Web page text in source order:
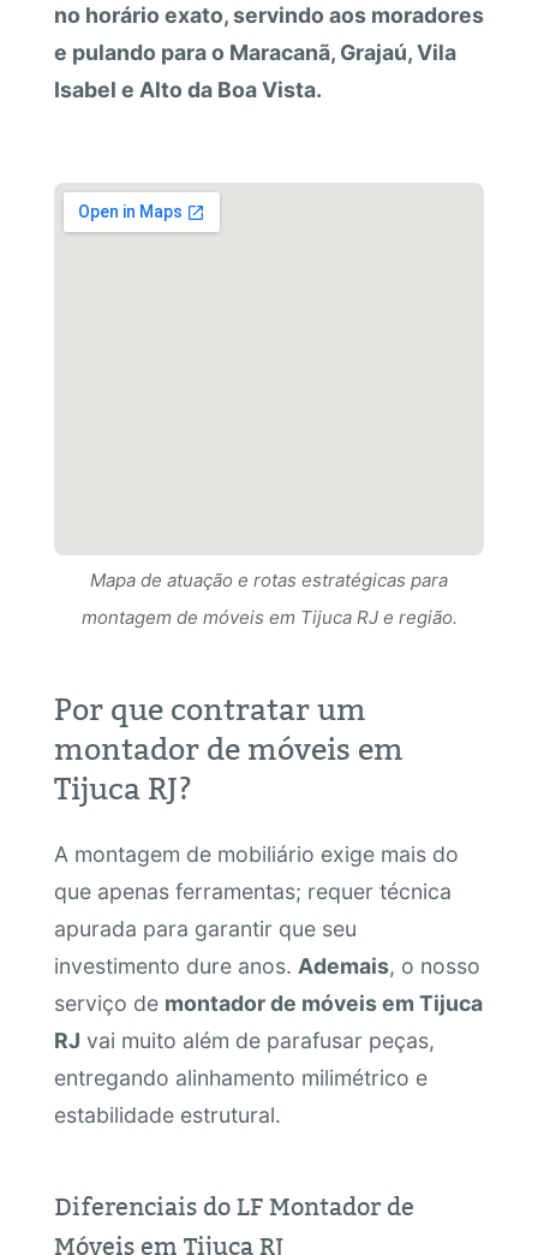
no horário exato, servindo aos moradores
e pulando para o Maracanã, Grajaú, Vila
Isabel e Alto da Boa Vista.
Mapa de atuação e rotas estratégicas para
Mapa de atuação e rotas estratégicas para
Mapa de atuação e rotas estratégicas para
montagem de móveis em Tijuca RJ e região.
Por que contratar um
montador de móveis em
Tijuca RJ?
A montagem de mobiliário exige mais do
que apenas ferramentas; requer técnica
apurada para garantir que seu
investimento dure anos. Ademais, o nosso
serviço de montador de móveis em Tijuca
RJ vai muito além de parafusar peças,
entregando alinhamento milimétrico e
estabilidade estrutural.
Diferenciais do LF Montador de
Móveis em Tijuca RJ